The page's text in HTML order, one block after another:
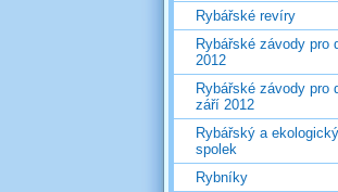
Rybářské revíry
Rybářské závody pro
2012
Rybářské závody pro
září 2012
Rybářský a ekologický
spolek
Rybníky